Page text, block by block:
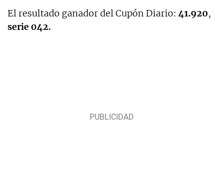
El resultado ganador del Cupón Diario: 41.920,
serie 042.